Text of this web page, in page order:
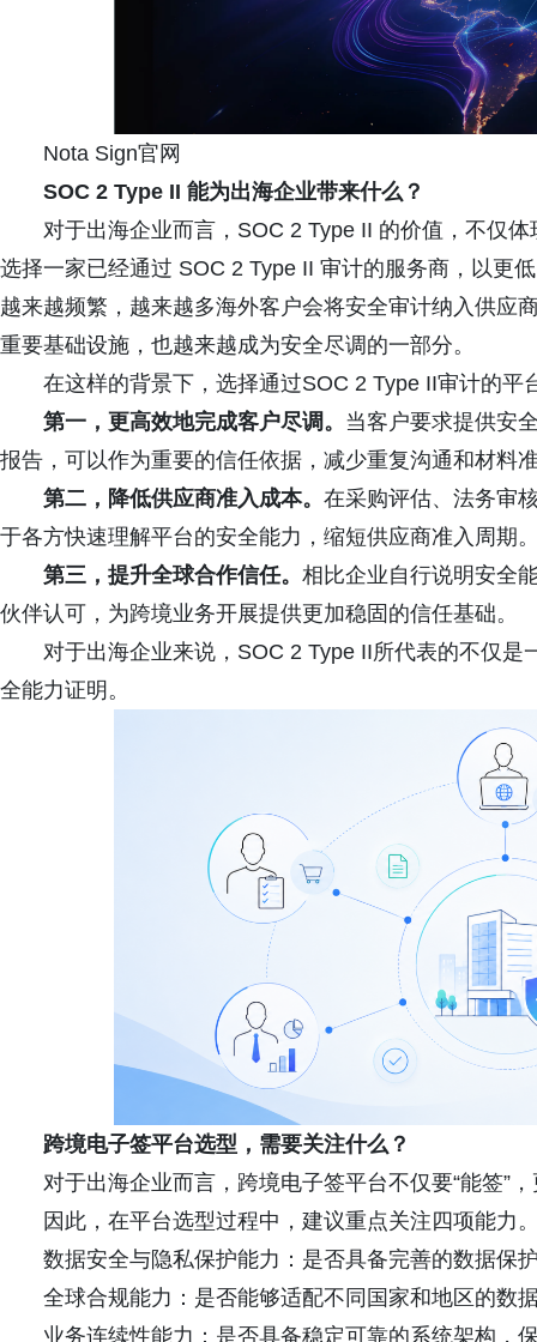
Nota Sign官网
SOC 2 Type II 能为出海企业带来什么？
对于出海企业而言，SOC 2 Type II 的价值，不仅
选择一家已经通过 SOC 2 Type II 审计的服务商，以更
越来越频繁，越来越多海外客户会将安全审计纳入供应
重要基础设施，也越来越成为安全尽调的一部分。
在这样的背景下，选择通过SOC 2 Type II审计的平
第一，更高效地完成客户尽调。 当客户要求提供安
报告，可以作为重要的信任依据，减少重复沟通和材料
第二，降低供应商准入成本。 在采购评估、法务审
于各方快速理解平台的安全能力，缩短供应商准入周期
第三，提升全球合作信任。 相比企业自行说明安全
伙伴认可，为跨境业务开展提供更加稳固的信任基础。
对于出海企业来说，SOC 2 Type II所代表的不仅
全能力证明。
跨境电子签平台选型，需要关注什么？
对于出海企业而言，跨境电子签平台不仅要“能签”
因此，在平台选型过程中，建议重点关注四项能力
数据安全与隐私保护能力：是否具备完善的数据保
全球合规能力：是否能够适配不同国家和地区的数
业务连续性能力：是否具备稳定可靠的系统架构，